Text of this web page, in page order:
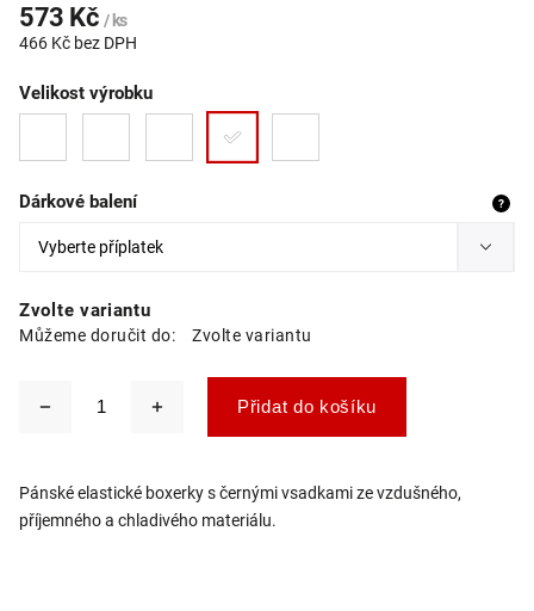
573 Kč / ks
466 Kč bez DPH
Zvolte variantu
Můžeme doručit do: Zvolte variantu
Velikost výrobku
Dárkové balení ?
Přidat do košíku
Pánské elastické boxerky s černými vsadkami ze vzdušného,
příjemného a chladivého materiálu.